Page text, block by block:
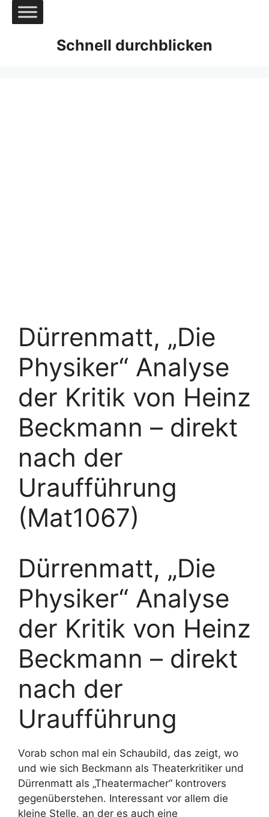
Zum
Inhalt
Schnell durchblicken
Dürrenmatt, „Die
Physiker“ Analyse
der Kritik von Heinz
Beckmann – direkt
nach der
Uraufführung
(Mat1067)
Dürrenmatt, „Die
Physiker“ Analyse
der Kritik von Heinz
Beckmann – direkt
nach der
Uraufführung
Vorab schon mal ein Schaubild, das zeigt, wo
und wie sich Beckmann als Theaterkritiker und
Dürrenmatt als „Theatermacher“ kontrovers
gegenüberstehen. Interessant vor allem die
kleine Stelle, an der es auch eine